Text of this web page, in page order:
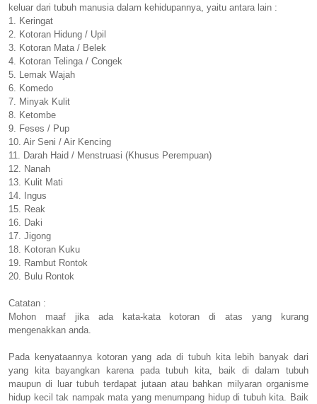
keluar dari tubuh manusia dalam kehidupannya, yaitu antara lain :
1. Keringat
2. Kotoran Hidung / Upil
3. Kotoran Mata / Belek
4. Kotoran Telinga / Congek
5. Lemak Wajah
6. Komedo
7. Minyak Kulit
8. Ketombe
9. Feses / Pup
10. Air Seni / Air Kencing
11. Darah Haid / Menstruasi (Khusus Perempuan)
12. Nanah
13. Kulit Mati
14. Ingus
15. Reak
16. Daki
17. Jigong
18. Kotoran Kuku
19. Rambut Rontok
20. Bulu Rontok
Catatan :
Mohon maaf jika ada kata-kata kotoran di atas yang kurang
mengenakkan anda.
Pada kenyataannya kotoran yang ada di tubuh kita lebih banyak dari
yang kita bayangkan karena pada tubuh kita, baik di dalam tubuh
maupun di luar tubuh terdapat jutaan atau bahkan milyaran organisme
hidup kecil tak nampak mata yang menumpang hidup di tubuh kita. Baik